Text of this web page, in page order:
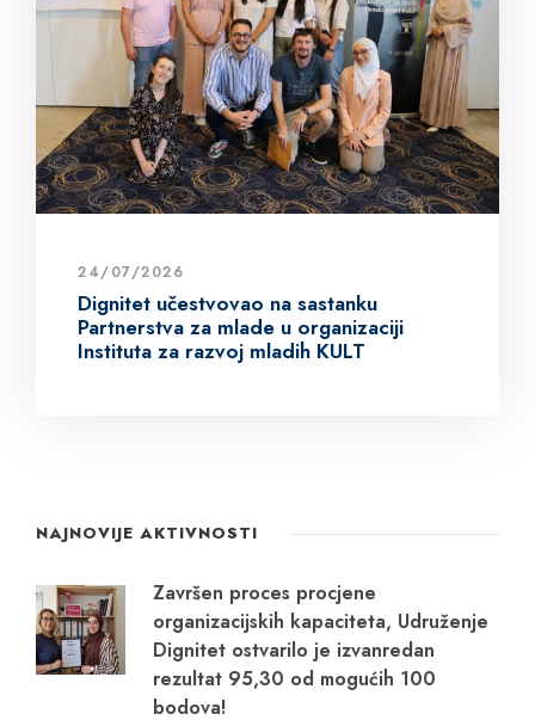
24/07/2026
Dignitet učestvovao na sastanku
Partnerstva za mlade u organizaciji
Instituta za razvoj mladih KULT
NAJNOVIJE AKTIVNOSTI
Završen proces procjene
organizacijskih kapaciteta, Udruženje
Dignitet ostvarilo je izvanredan
rezultat 95,30 od mogućih 100
bodova!